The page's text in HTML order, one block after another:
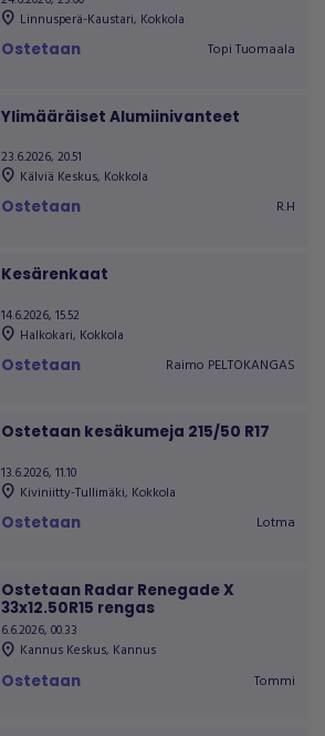
location_on Linnusperä-Kaustari, Kokkola
Ostetaan Topi Tuomaala
Ylimääräiset Alumiinivanteet
23.6.2026, 20.51
location_on Kälviä Keskus, Kokkola
Ostetaan R.H
Kesärenkaat
14.6.2026, 15.52
location_on Halkokari, Kokkola
Ostetaan Raimo PELTOKANGAS
Ostetaan kesäkumeja 215/50 R17
13.6.2026, 11.10
location_on Kiviniitty-Tullimäki, Kokkola
Ostetaan Lotma
Ostetaan Radar Renegade X
33x12.50R15 rengas
6.6.2026, 00.33
location_on Kannus Keskus, Kannus
Ostetaan Tommi